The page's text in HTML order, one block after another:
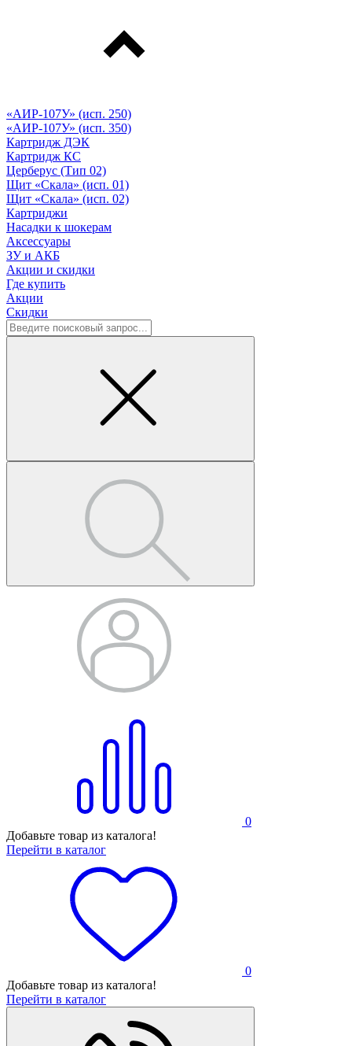
«АИР-107У» (исп. 250)
«АИР-107У» (исп. 350)
Картридж ДЭК
Картридж КС
Церберус (Тип 02)
Щит «Скала» (исп. 01)
Щит «Скала» (исп. 02)
Картриджи
Насадки к шокерам
Аксессуары
ЗУ и АКБ
Акции и скидки
Где купить
Акции
Скидки
0
Добавьте товар из каталога!
Перейти в каталог
0
Добавьте товар из каталога!
Перейти в каталог